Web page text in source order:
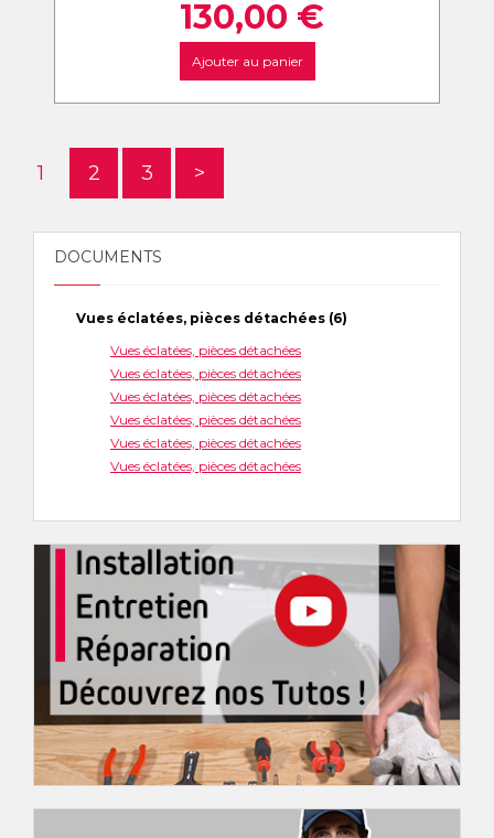
130,00 €
Ajouter au panier
1 2 3 >
DOCUMENTS
Vues éclatées, pièces détachées (6)
Vues éclatées, pièces détachées
Vues éclatées, pièces détachées
Vues éclatées, pièces détachées
Vues éclatées, pièces détachées
Vues éclatées, pièces détachées
Vues éclatées, pièces détachées